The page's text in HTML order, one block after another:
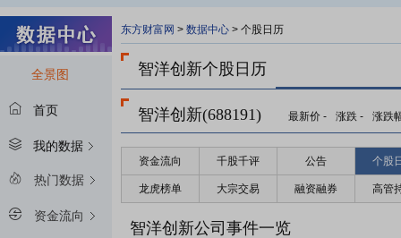
全景图
首页
我的数据
热门数据
资金流向
东方财富网 > 数据中心 > 个股日历
智洋创新个股日历
智洋创新(688191) 最新价 - 涨跌 - 涨跌
资金流向 千股千评 公告 个股
龙虎榜单 大宗交易 融资融券 高管
智洋创新公司事件一览